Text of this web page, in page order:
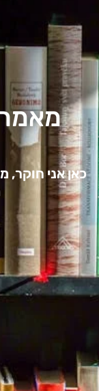
כאן אני חוקר,